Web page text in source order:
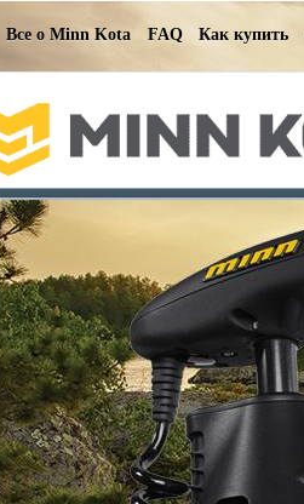
Все о Minn Kota FAQ Как купить